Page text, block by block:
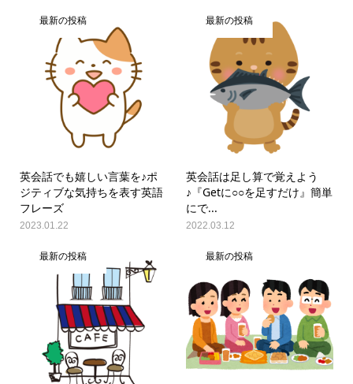
最新の投稿
英会話でも嬉しい言葉を♪ポ
ジティブな気持ちを表す英語
フレーズ
2023.01.22
最新の投稿
英会話は足し算で覚えよう
♪『Getに○○を足すだけ』簡単
にで...
2022.03.12
最新の投稿 最新の投稿